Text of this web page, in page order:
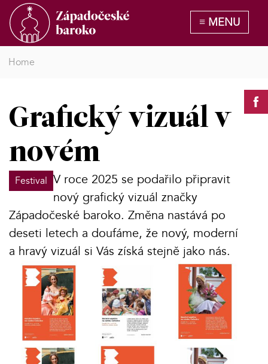
Home
Grafický vizuál v
novém
Festival V roce 2025 se podařilo připravit
nový grafický vizuál značky
Západočeské baroko. Změna nastává po
deseti letech a doufáme, že nový, moderní
a hravý vizuál si Vás získá stejně jako nás.